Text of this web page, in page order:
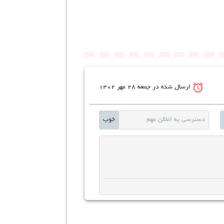
ارسال شده در جمعه ۲۸ مهر ۱۴۰۲ access_alarms
دسترسی به اماکن مهم خوب